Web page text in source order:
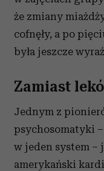
że zmiany
cofnęły, a po
była jeszcze
Zamiast
Jednym z
psychosomatyki –
w jeden system –
amerykański